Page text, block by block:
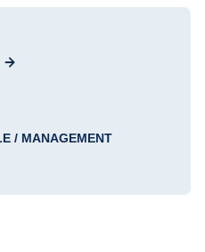
/ MANAGEMENT